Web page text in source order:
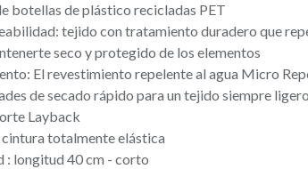
botellas de plástico recicladas PET
tejido con tratamiento duradero que
seco y protegido de los elementos
El revestimiento repelente al agua Micro
de secado rápido para un tejido siempre
Layback
totalmente elástica
: longitud 40 cm - corto